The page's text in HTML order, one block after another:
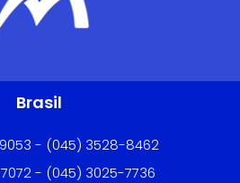
Brasil
- (045) 3528-8462
- (045) 3025-7736